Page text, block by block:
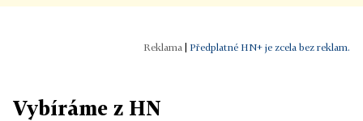
Předplatné HN+ je zcela bez reklam.
Vybíráme z HN